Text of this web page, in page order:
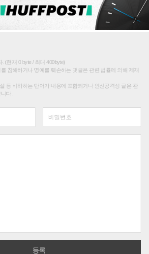
(현재 0 byte / 최대 400byte)
침해하거나 명예를 훼손하는 댓글은 관련 법률에 의해 제재
등 비하하는 단어가 내용에 포함되거나 인신공격성 글은 관
다.